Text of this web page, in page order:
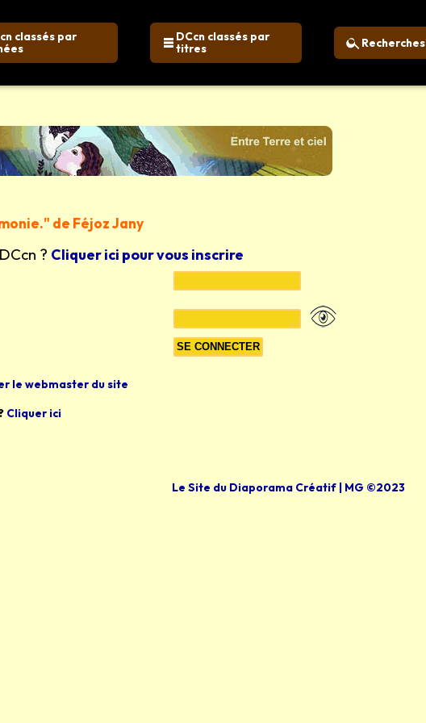
classés par
DCcn classés par
titres
Recherches
de Féjoz Jany
? Cliquer ici pour vous inscrire
le webmaster du site
Cliquer ici
Le Site du Diaporama Créatif | MG ©2023